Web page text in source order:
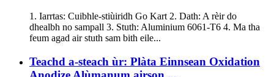
1. Iarrtas: Cuibhle-stiùiridh Go Kart 2. Dath: A rèir do
dhealbh no sampall 3. Stuth: Aluminium 6061-T6 4. Ma tha
feum agad air stuth sam bith eile...
Teachd a-steach ùr: Plàta Einnsean Oxidation